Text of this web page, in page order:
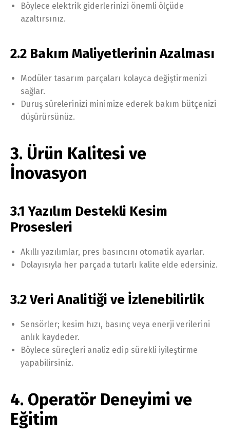
Böylece elektrik giderlerinizi önemli ölçüde
azaltırsınız.
2.2 Bakım Maliyetlerinin Azalması
Modüler tasarım parçaları kolayca değiştirmenizi
sağlar.
Duruş sürelerinizi minimize ederek bakım bütçenizi
düşürürsünüz.
3. Ürün Kalitesi ve
İnovasyon
3.1 Yazılım Destekli Kesim
Prosesleri
Akıllı yazılımlar, pres basıncını otomatik ayarlar.
Dolayısıyla her parçada tutarlı kalite elde edersiniz.
3.2 Veri Analitiği ve İzlenebilirlik
Sensörler; kesim hızı, basınç veya enerji verilerini
anlık kaydeder.
Böylece süreçleri analiz edip sürekli iyileştirme
yapabilirsiniz.
4. Operatör Deneyimi ve
Eğitim